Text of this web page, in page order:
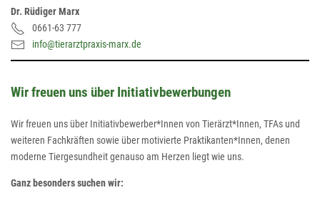
Dr. Rüdiger Marx
0661-63 777
info@tierarztpraxis-marx.de
Wir freuen uns über Initiativbewerbungen
Wir freuen uns über Initiativbewerber*Innen von Tierärzt*Innen, TFAs und
weiteren Fachkräften sowie über motivierte Praktikanten*Innen, denen
moderne Tiergesundheit genauso am Herzen liegt wie uns.
Ganz besonders suchen wir: